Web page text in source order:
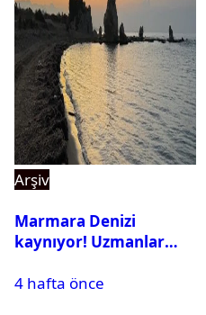
Arşiv
Marmara Denizi
kaynıyor! Uzmanlar
4 hafta önce